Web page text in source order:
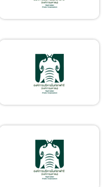
Cowboy Show จำนวน ๑
ชนิด ๒ ตัว โดยวิธีเฉพาะ
เจาะจง
ประกาศผู้ชนะเสนอราคา ซื้อ
น้ำมันเชื้อเพลิงชนิด ดีเซล
B7 และชนิดแก๊สโซฮอล์ 95
โดยวิธีเฉพาะเจาะจง
ประกาศเผยแพร่แผนการจัด
ซื้อจัดจ้าง ประจำ
ปีงบประมาณ พ.ศ.2565